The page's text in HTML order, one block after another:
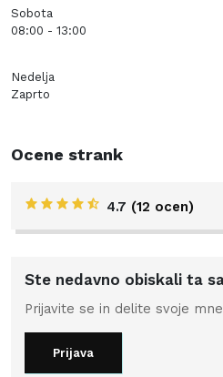
Sobota
08:00 - 13:00
Nedelja
Zaprto
Ocene strank
4.7 (12 ocen)
Ste nedavno obiskali ta
Prijavite se in delite svoje
Prijava